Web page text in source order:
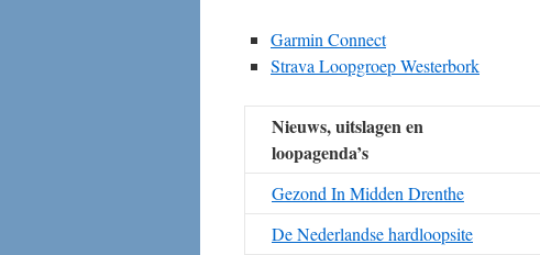
Garmin Connect
Strava Loopgroep Westerbork
Nieuws, uitslagen en
loopagenda’s
Gezond In Midden Drenthe
De Nederlandse hardloopsite